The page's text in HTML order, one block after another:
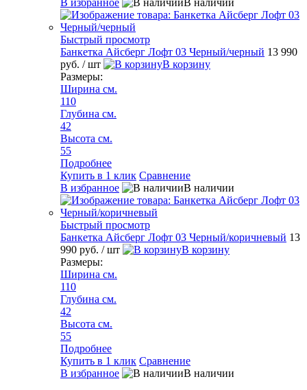
В избранное В наличии
Быстрый просмотр
Банкетка Айсберг Лофт 03 Черный/черный 13 990
руб. / шт
В корзину
Размеры:
Ширина см.
110
Глубина см.
42
Высота см.
55
Подробнее
Купить в 1 клик Сравнение
В избранное
В наличии
Быстрый просмотр
Банкетка Айсберг Лофт 03 Черный/коричневый 13
990 руб. / шт
В корзину
Размеры:
Ширина см.
110
Глубина см.
42
Высота см.
55
Подробнее
Купить в 1 клик Сравнение
В избранное
В наличии